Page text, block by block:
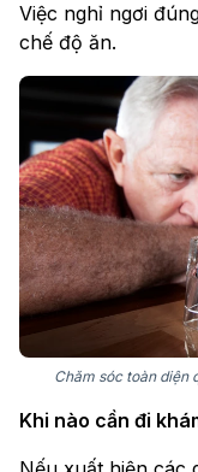
Việc nghỉ ngơi
chế độ ăn.
Chăm sóc toàn diện
Khi nào cần đi